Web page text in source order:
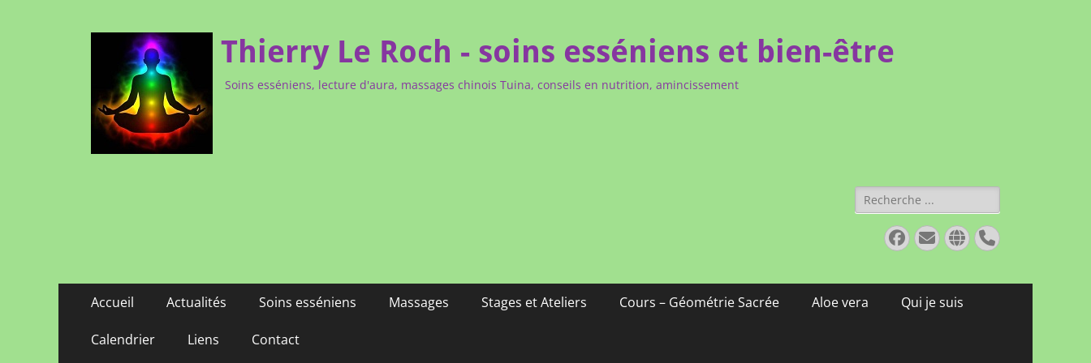
Thierry Le Roch - soins esséniens et bien-être
Soins esséniens, lecture d'aura, massages chinois Tuina, conseils en nutrition, amincissement
Rechercher :
Facebook
E-
mail
Site
web
Tél
Menu
contenu
Accueil Actualités Soins esséniens Massages Stages et Ateliers Cours – Géométrie Sacrée Aloe vera Qui je suis
Calendrier Liens Contact